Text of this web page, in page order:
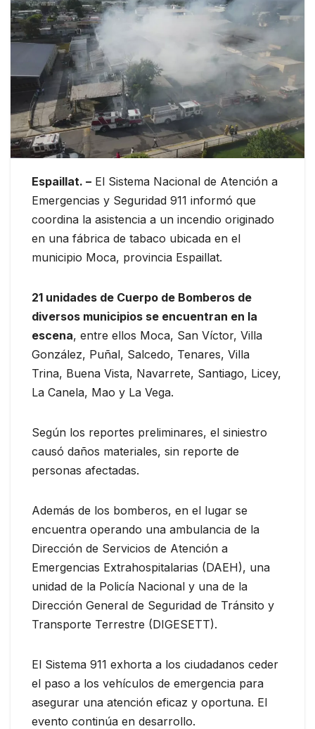
Espaillat. – El Sistema Nacional de Atención a
Emergencias y Seguridad 911 informó que
coordina la asistencia a un incendio originado
en una fábrica de tabaco ubicada en el
municipio Moca, provincia Espaillat.
21 unidades de Cuerpo de Bomberos de
diversos municipios se encuentran en la
escena, entre ellos Moca, San Víctor, Villa
González, Puñal, Salcedo, Tenares, Villa
Trina, Buena Vista, Navarrete, Santiago, Licey,
La Canela, Mao y La Vega.
Según los reportes preliminares, el siniestro
causó daños materiales, sin reporte de
personas afectadas.
Además de los bomberos, en el lugar se
encuentra operando una ambulancia de la
Dirección de Servicios de Atención a
Emergencias Extrahospitalarias (DAEH), una
unidad de la Policía Nacional y una de la
Dirección General de Seguridad de Tránsito y
Transporte Terrestre (DIGESETT).
El Sistema 911 exhorta a los ciudadanos ceder
el paso a los vehículos de emergencia para
asegurar una atención eficaz y oportuna. El
evento continúa en desarrollo.